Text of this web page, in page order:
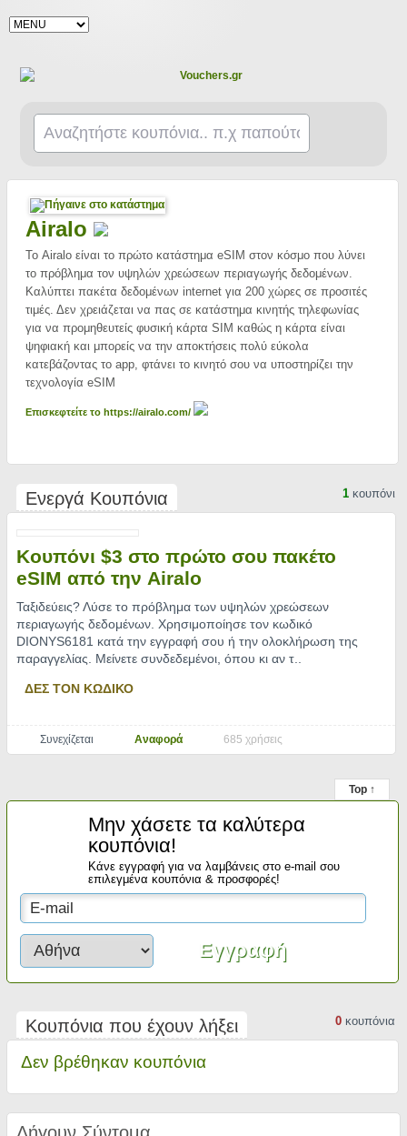
Airalo
Το Airalo είναι το πρώτο κατάστημα eSIM στον κόσμο που λύνει
το πρόβλημα τον υψηλών χρεώσεων περιαγωγής δεδομένων.
Καλύπτει πακέτα δεδομένων internet για 200 χώρες σε προσιτές
τιμές. Δεν χρειάζεται να πας σε κατάστημα κινητής τηλεφωνίας
για να προμηθευτείς φυσική κάρτα SIM καθώς η κάρτα είναι
ψηφιακή και μπορείς να την αποκτήσεις πολύ εύκολα
κατεβάζοντας το app, φτάνει το κινητό σου να υποστηρίζει την
τεχνολογία eSIM
Επισκεφτείτε το https://airalo.com/
Ενεργά Κουπόνια 1κουπόνι
Κουπόνι $3 στο πρώτο σου πακέτο
eSIM από την Airalo
Ταξιδεύεις? Λύσε το πρόβλημα των υψηλών χρεώσεων
περιαγωγής δεδομένων. Χρησιμοποίησε τον κωδικό
DIONYS6181 κατά την εγγραφή σου ή την ολοκλήρωση της
παραγγελίας. Μείνετε συνδεδεμένοι, όπου κι αν τ..
ΔΕΣ ΤΟΝ ΚΩΔΙΚΟ
Συνεχίζεται Αναφορά 685 χρήσεις
Top ↑
Μην χάσετε τα καλύτερα
κουπόνια!
Κάνε εγγραφή για να λαμβάνεις στο e-mail σου
επιλεγμένα κουπόνια & προσφορές!
Κουπόνια που έχουν λήξει 0κουπόνια
Δεν βρέθηκαν κουπόνια
Λήγουν Σύντομα